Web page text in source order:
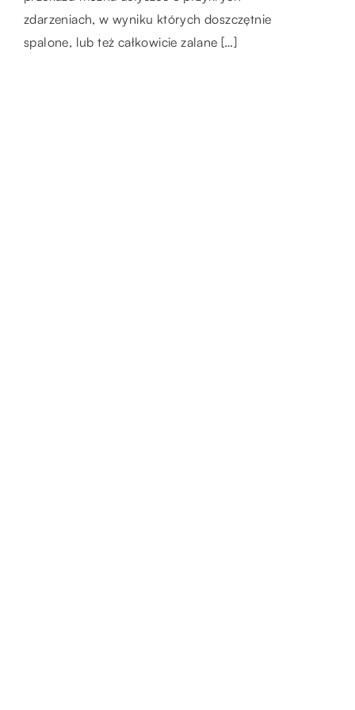
zadań, które będą kolejno wykonywane. To z
kolei umożliwia nam wykonywanie
zdarzeniach, w wyniku których doszczętnie
spalone, lub też całkowicie zalane […]
trudnych zagadnień. Nie mogą być nudne i
jednakowe. Zadaniem […]